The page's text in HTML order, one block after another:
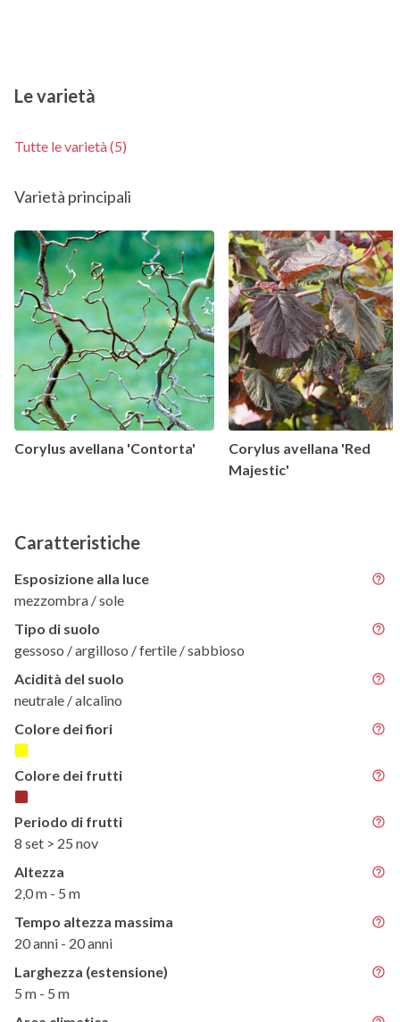
Le varietà
Tutte le varietà (5)
Varietà principali
Corylus avellana 'Contorta'
Corylus avellana 'Red
Majestic'
Caratteristiche
Esposizione alla luce
mezzombra / sole
Tipo di suolo
gessoso / argilloso / fertile / sabbioso
Acidità del suolo
neutrale / alcalino
Colore dei fiori
Colore dei frutti
Periodo di frutti
8 set > 25 nov
Altezza
2,0 m - 5 m
Tempo altezza massima
20 anni - 20 anni
Larghezza (estensione)
5 m - 5 m